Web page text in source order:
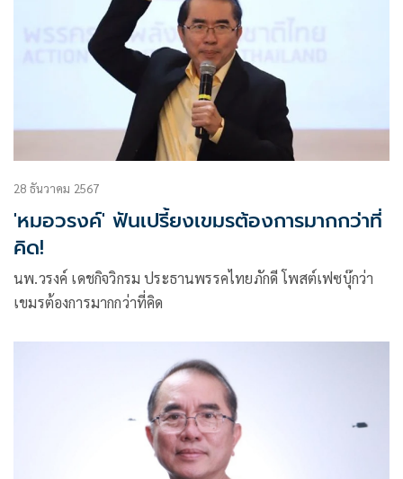
28 ธันวาคม 2567
'หมอวรงค์' ฟันเปรี้ยงเขมรต้องการมากกว่าที่
คิด!
นพ.วรงค์ เดชกิจวิกรม ประธานพรรคไทยภักดี โพสต์เฟซบุ๊กว่า
เขมรต้องการมากกว่าที่คิด